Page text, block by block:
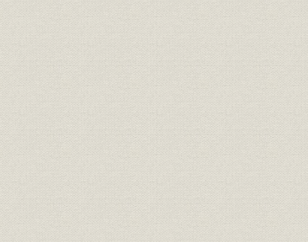
2. 過去債務が課題
3. ぎりぎりの認可
第2部 特集・テロと戦争の時代
序章
第1章 9・11職場横断ドキュメント
「その時、共同は...」
肉眼で崩壊を見た
虎ノ門本社編集局